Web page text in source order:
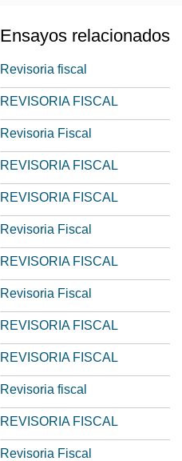
Ensayos relacionados
Revisoria fiscal
REVISORIA FISCAL
Revisoria Fiscal
REVISORIA FISCAL
REVISORIA FISCAL
Revisoria Fiscal
REVISORIA FISCAL
Revisoria Fiscal
REVISORIA FISCAL
REVISORIA FISCAL
Revisoria fiscal
REVISORIA FISCAL
Revisoria Fiscal